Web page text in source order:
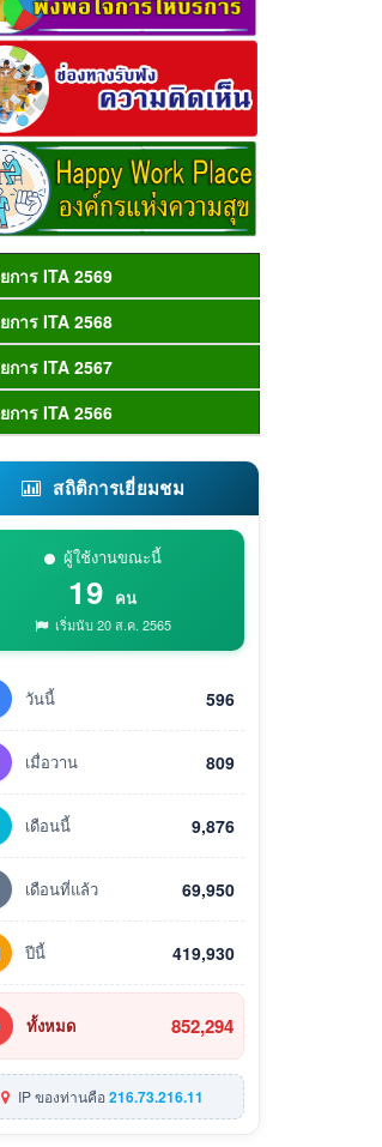
การ ITA 2569
การ ITA 2568
การ ITA 2567
การ ITA 2566
สถิติการเยี่ยมชม
ผู้ใช้งานขณะนี้
19 คน
เริ่มนับ 20 ส.ค. 2565
วันนี้ 596
เมื่อวาน 809
เดือนนี้ 9,876
เดือนที่แล้ว 69,950
ปีนี้ 419,930
ทั้งหมด 852,294
IP ของท่านคือ216.73.216.11